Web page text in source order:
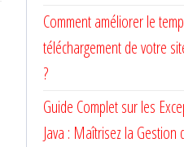
Comment améliorer le
téléchargement de votre
?
Guide Complet sur les
Java : Maîtrisez la Gestion